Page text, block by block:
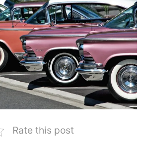
Rate this post